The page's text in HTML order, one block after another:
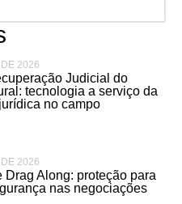
2026
Judicial do
tecnologia a serviço da
no campo
2026
Drag Along: proteção para
nas negociações